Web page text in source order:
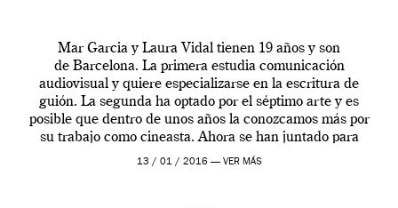
Mar Garcia y Laura Vidal tienen 19 años y son
de Barcelona. La primera estudia comunicación
audiovisual y quiere especializarse en la escritura de
guión. La segunda ha optado por el séptimo arte y es
posible que dentro de unos años la conozcamos más por
su trabajo como cineasta. Ahora se han juntado para
contarnos una […]
13 / 01 / 2016 — VER MÁS